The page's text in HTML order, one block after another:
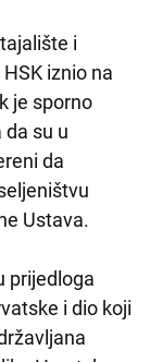
i
iznio na
je sporno
su u
da
Ustava.
prijedloga
i dio koji